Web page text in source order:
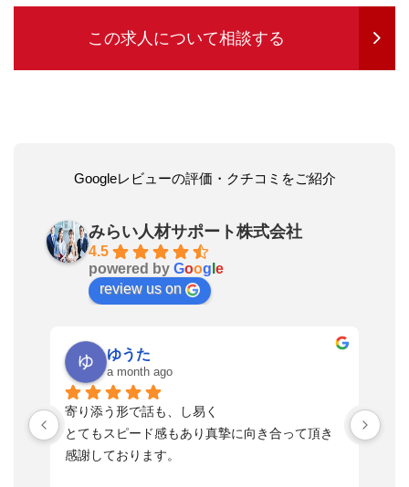
この求人について相談する
Googleレビューの評価・クチコミをご紹介
みらい人材サポート株式会社
4.5
powered by Goog e
review us on
ゆうた
a month ago
寄り添う形で話も、し易く
とてもスピード感もあり真摯に向き合って頂き
感謝しております。